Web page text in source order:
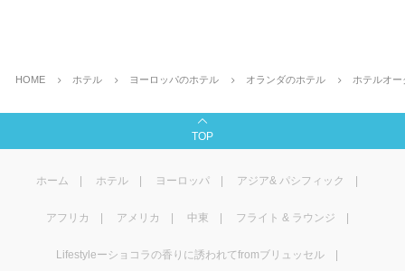
HOME ホテル ヨーロッパのホテル オランダのホテル ホテルオ
TOP
ホーム ホテル ヨーロッパ アジア& パシフィック
アフリカ アメリカ 中東 フライト & ラウンジ
Lifestyleーショコラの香りに誘われてfromブリュッセル